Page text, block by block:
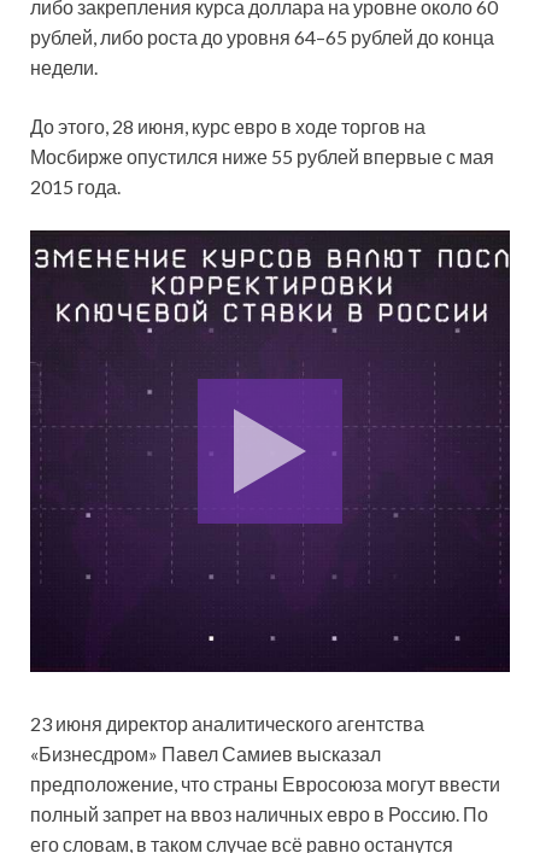
либо закрепления курса доллара на уровне около 60
рублей, либо роста до уровня 64–65 рублей до конца
недели.
До этого, 28 июня, курс евро в ходе торгов на
Мосбирже опустился ниже 55 рублей впервые с мая
2015 года.
23 июня директор аналитического агентства
«Бизнесдром» Павел Самиев высказал
предположение, что страны Евросоюза могут ввести
полный запрет на ввоз наличных евро в Россию. По
его словам, в таком случае всё равно останутся